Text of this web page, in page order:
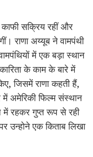
सक्रिय रहीं और
राणा अय्यूब ने वामपंथी
में एक बड़ा स्थान
के काम के बारे में
जिसमें राणा कहती हैं,
अमेरिकी फिल्म संस्थान
में रहकर गुप्त रूप से रही
उन्होने एक किताब लिखा